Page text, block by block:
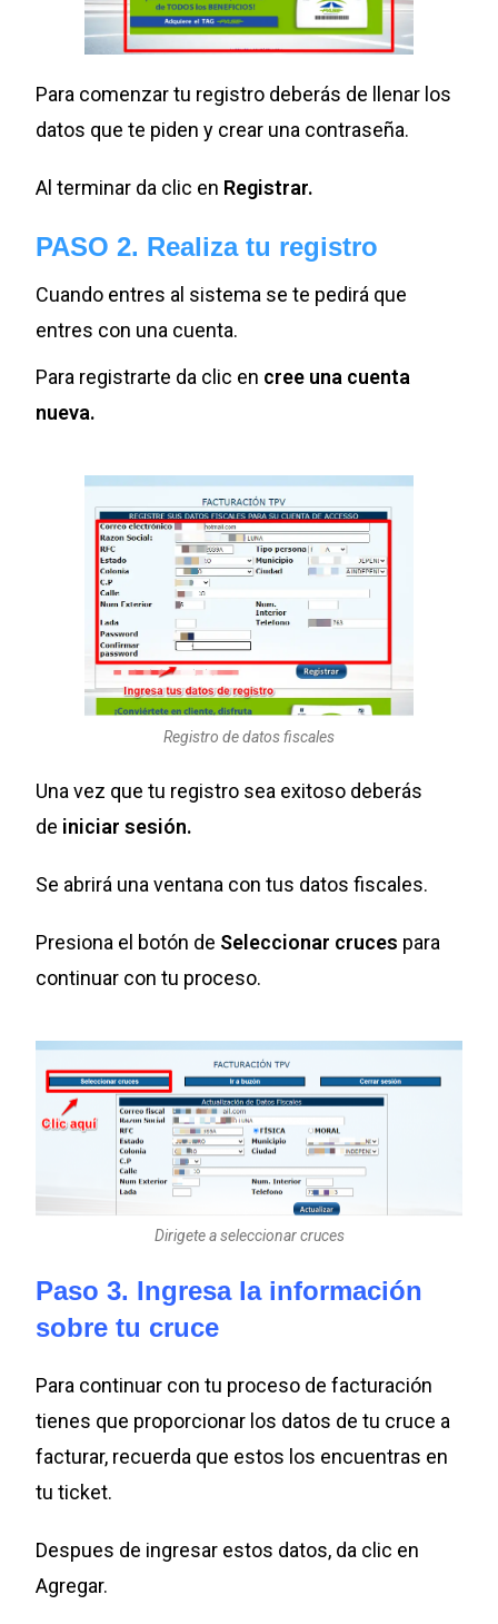
Para comenzar tu registro deberás de llenar los
datos que te piden y crear una contraseña.
Al terminar da clic en Registrar.
PASO 2. Realiza tu registro
Cuando entres al sistema se te pedirá que
entres con una cuenta.
Para registrarte da clic en cree una cuenta
nueva.
Registro de datos fiscales
Una vez que tu registro sea exitoso deberás
de iniciar sesión.
Se abrirá una ventana con tus datos fiscales.
Presiona el botón de Seleccionar cruces para
continuar con tu proceso.
Dirigete a seleccionar cruces
Paso 3. Ingresa la información
sobre tu cruce
Para continuar con tu proceso de facturación
tienes que proporcionar los datos de tu cruce a
facturar, recuerda que estos los encuentras en
tu ticket.
Despues de ingresar estos datos, da clic en
Agregar.